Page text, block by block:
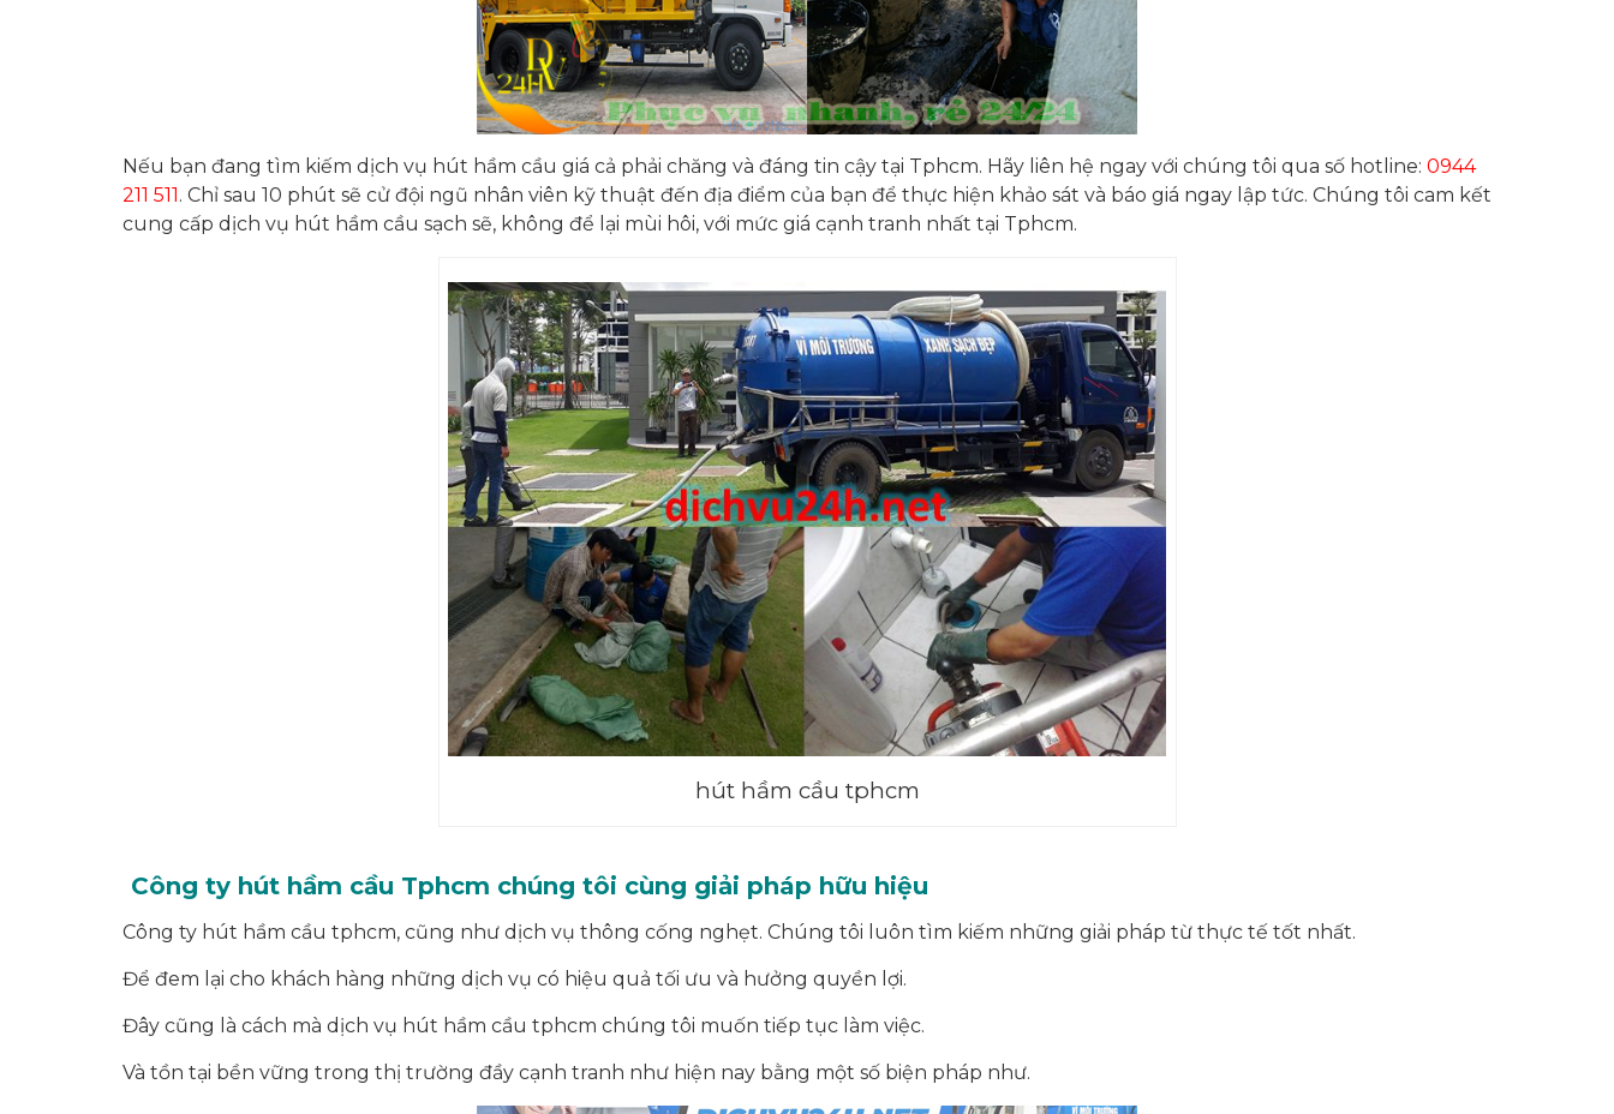
Nếu bạn đang tìm kiếm dịch vụ hút hầm cầu giá cả phải chăng và đáng tin cậy tại Tphcm. Hãy liên hệ ngay với chúng tôi qua số hotline: 0944
211 511. Chỉ sau 10 phút sẽ cử đội ngũ nhân viên kỹ thuật đến địa điểm của bạn để thực hiện khảo sát và báo giá ngay lập tức. Chúng tôi cam kết
cung cấp dịch vụ hút hầm cầu sạch sẽ, không để lại mùi hôi, với mức giá cạnh tranh nhất tại Tphcm.
hút hầm cầu tphcm
Công ty hút hầm cầu Tphcm chúng tôi cùng giải pháp hữu hiệu
Công ty hút hầm cầu tphcm, cũng như dịch vụ thông cống nghẹt. Chúng tôi luôn tìm kiếm những giải pháp từ thực tế tốt nhất.
Để đem lại cho khách hàng những dịch vụ có hiệu quả tối ưu và hưởng quyền lợi.
Đây cũng là cách mà dịch vụ hút hầm cầu tphcm chúng tôi muốn tiếp tục làm việc.
Và tồn tại bền vững trong thị trường đầy cạnh tranh như hiện nay bằng một số biện pháp như.